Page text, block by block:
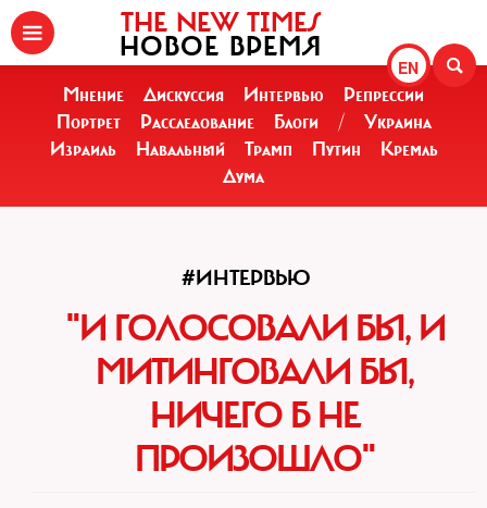
EN
THE NEW TIMES
НОВОЕ ВРЕМЯ
Мнение Дискуссия Интервью
Репрессии
Портрет
Расследование Блоги /
Украина
Израиль
Навальный Трамп Путин
Кремль
Дума
#ИНТЕРВЬЮ
"И ГОЛОСОВАЛИ БЫ, И
МИТИНГОВАЛИ БЫ,
НИЧЕГО Б НЕ
ПРОИЗОШЛО"